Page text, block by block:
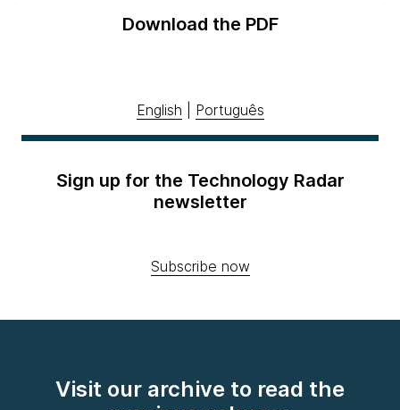
Download the PDF
English Português
Sign up for the Technology Radar
newsletter
Subscribe now
Visit our archive to read the